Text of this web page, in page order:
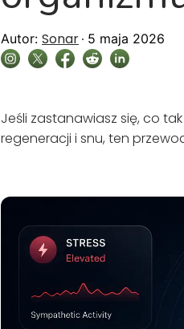
Autor: Sonar 5 maja 2026
Jeśli zastanawiasz się, co
regeneracji i snu, ten